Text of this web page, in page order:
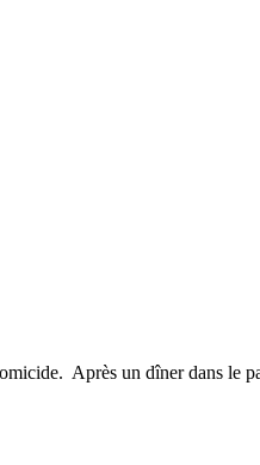
Après un dîner dans le